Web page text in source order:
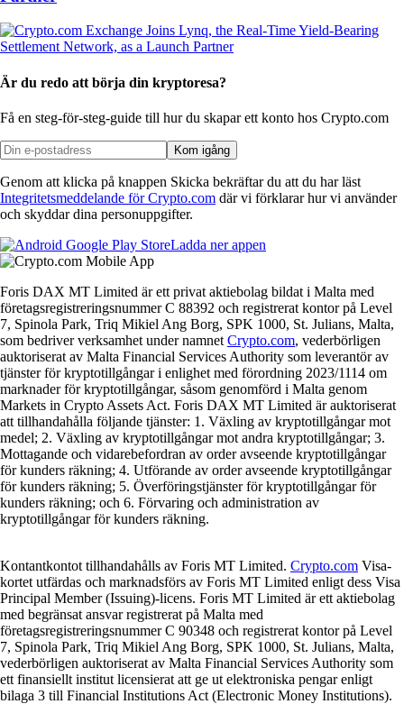
Är du redo att börja din kryptoresa?
Få en steg-för-steg-guide till hur du skaparett konto hos Crypto.com
Kom igång
Genom att klicka på knappen Skicka bekräftar du att du har läst
Integritetsmeddelande för Crypto.com där vi förklarar hur vi använder
och skyddar dina personuppgifter.
Ladda ner appen
Foris DAX MT Limited är ett privat aktiebolag bildat i Malta med
företagsregistreringsnummer C 88392 och registrerat kontor på Level
7, Spinola Park, Triq Mikiel Ang Borg, SPK 1000, St. Julians, Malta,
som bedriver verksamhet under namnet Crypto.com, vederbörligen
auktoriserat av Malta Financial Services Authority som leverantör av
tjänster för kryptotillgångar i enlighet med förordning 2023/1114 om
marknader för kryptotillgångar, såsom genomförd i Malta genom
Markets in Crypto Assets Act. Foris DAX MT Limited är auktoriserat
att tillhandahålla följande tjänster: 1. Växling av kryptotillgångar mot
medel; 2. Växling av kryptotillgångar mot andra kryptotillgångar; 3.
Mottagande och vidarebefordran av order avseende kryptotillgångar
för kunders räkning; 4. Utförande av order avseende kryptotillgångar
för kunders räkning; 5. Överföringstjänster för kryptotillgångar för
kunders räkning; och 6. Förvaring och administration av
kryptotillgångar för kunders räkning.
Kontantkontot tillhandahålls av Foris MT Limited. Crypto.com Visa-
kortet utfärdas och marknadsförs av Foris MT Limited enligt dess Visa
Principal Member (Issuing)-licens. Foris MT Limited är ett aktiebolag
med begränsat ansvar registrerat på Malta med
företagsregistreringsnummer C 90348 och registrerat kontor på Level
7, Spinola Park, Triq Mikiel Ang Borg, SPK 1000, St. Julians, Malta,
vederbörligen auktoriserat av Malta Financial Services Authority som
ett finansiellt institut licensierat att ge ut elektroniska pengar enligt
bilaga 3 till Financial Institutions Act (Electronic Money Institutions).